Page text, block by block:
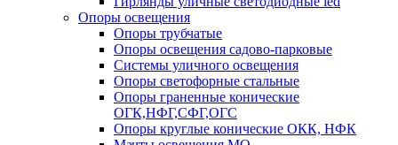
Опоры освещения
Опоры трубчатые
Опоры освещения садово-парковые
Системы уличного освещения
Опоры светофорные стальные
Опоры граненные конические
ОГК,НФГ,СФГ,ОГС
Опоры круглые конические ОКК, НФК